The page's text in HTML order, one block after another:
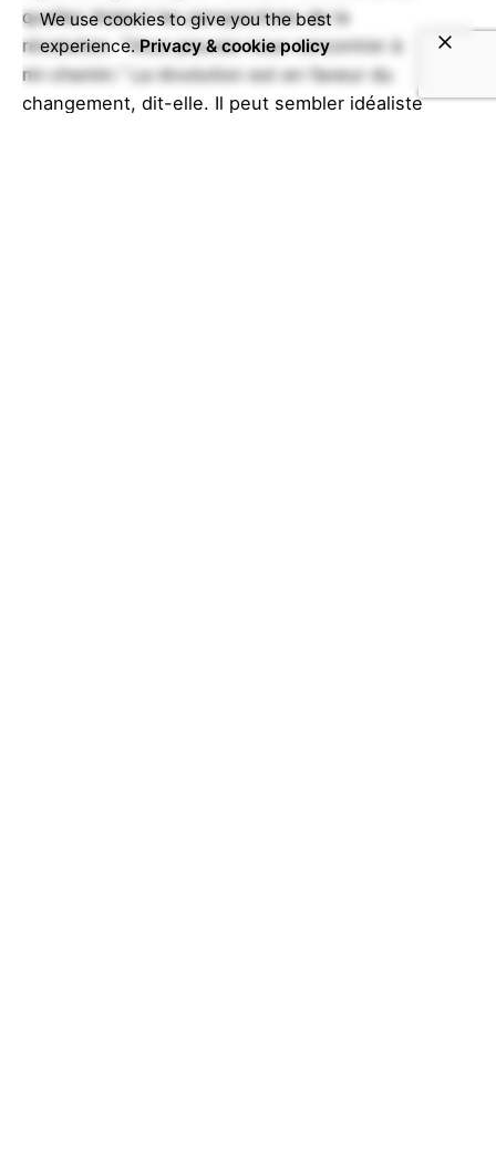
quelles étaient les perspectives de la
révolution. “Vous pouvez nous rencontrer à
mi-chemin.” La révolution est en faveur du
changement, dit-elle. Il peut sembler idéaliste
We use cookies to give you the best
experience.Privacy & cookie policy